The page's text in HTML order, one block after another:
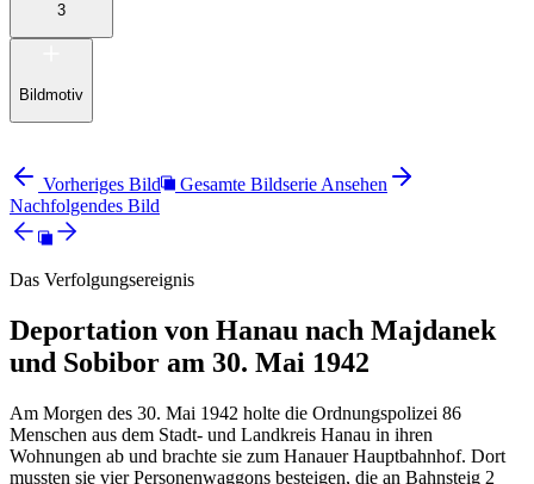
3
Bildmotiv
Vorheriges Bild
Gesamte Bildserie Ansehen
Nachfolgendes Bild
Das Verfolgungsereignis
Deportation von Hanau nach Majdanek
und Sobibor am 30. Mai 1942
Am Morgen des 30. Mai 1942 holte die Ordnungspolizei 86
Menschen aus dem Stadt- und Landkreis Hanau in ihren
Wohnungen ab und brachte sie zum Hanauer Hauptbahnhof. Dort
mussten sie vier Personenwaggons besteigen, die an Bahnsteig 2